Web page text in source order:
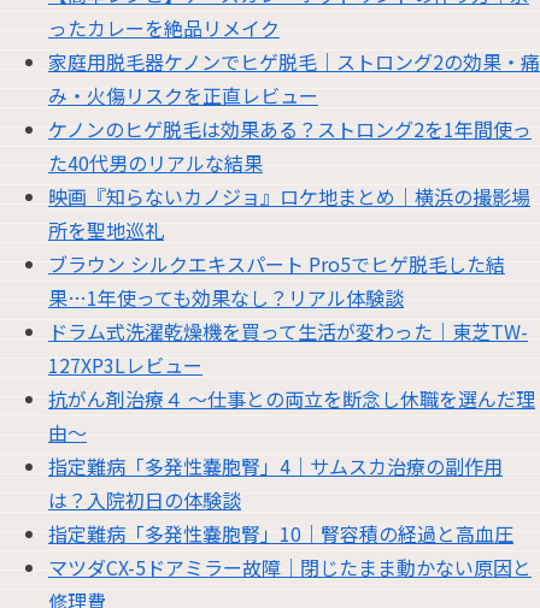
ったカレーを絶品リメイク
家庭用脱毛器ケノンでヒゲ脱毛｜ストロング2の効果・痛
み・火傷リスクを正直レビュー
ケノンのヒゲ脱毛は効果ある？ストロング2を1年間使っ
た40代男のリアルな結果
映画『知らないカノジョ』ロケ地まとめ｜横浜の撮影場
所を聖地巡礼
ブラウン シルクエキスパート Pro5でヒゲ脱毛した結
果…1年使っても効果なし？リアル体験談
ドラム式洗濯乾燥機を買って生活が変わった｜東芝TW-
127XP3Lレビュー
抗がん剤治療４ 〜仕事との両立を断念し休職を選んだ理
由〜
指定難病「多発性嚢胞腎」4｜サムスカ治療の副作用
は？入院初日の体験談
指定難病「多発性嚢胞腎」10｜腎容積の経過と高血圧
マツダCX-5ドアミラー故障｜閉じたまま動かない原因と
修理費